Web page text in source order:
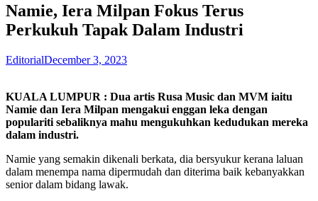
Namie, Iera Milpan Fokus Terus
Perkukuh Tapak Dalam Industri
EditorialDecember 3, 2023
KUALA LUMPUR : Dua artis Rusa Music dan MVM iaitu
Namie dan Iera Milpan mengakui enggan leka dengan
populariti sebaliknya mahu mengukuhkan kedudukan mereka
dalam industri.
Namie yang semakin dikenali berkata, dia bersyukur kerana laluan
dalam menempa nama dipermudah dan diterima baik kebanyakkan
senior dalam bidang lawak.